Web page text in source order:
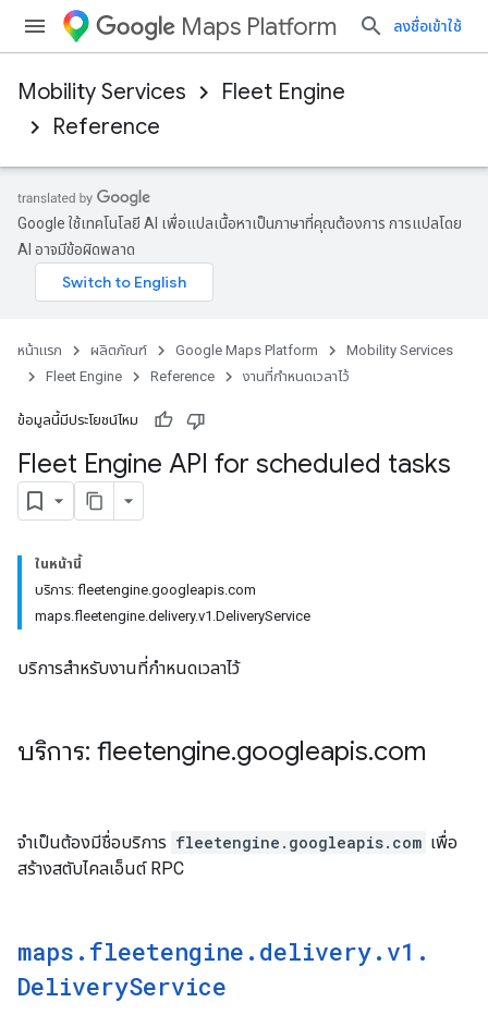
Maps Platform ลงชื่อเข้าใช้
Mobility Services
Fleet Engine
Reference
Google ใช้เทคโนโลยี AI เพื่อแปลเนื้อหาเป็นภาษาที่คุณต้องการ การแปลโดย
AI อาจมีข้อผิดพลาด
หน้าแรก ผลิตภัณฑ์ Google Maps Platform
Mobility Services
Fleet Engine
Reference งานที่กำหนดเวลาไว้
ข้อมูลนี้มีประโยชน์ไหม
Fleet Engine API for scheduled tasks
ในหน้านี้
บริการ: fleetengine.googleapis.com
maps.fleetengine.delivery.v1.DeliveryService
บริการสำหรับงานที่กําหนดเวลาไว้
บริการ: fleetengine.googleapis.com
จำเป็นต้องมีชื่อบริการ fleetengine.googleapis.com เพื่อ
สร้างสตับไคลเอ็นต์ RPC
maps . fleetengine . delivery. v1 .
DeliveryService